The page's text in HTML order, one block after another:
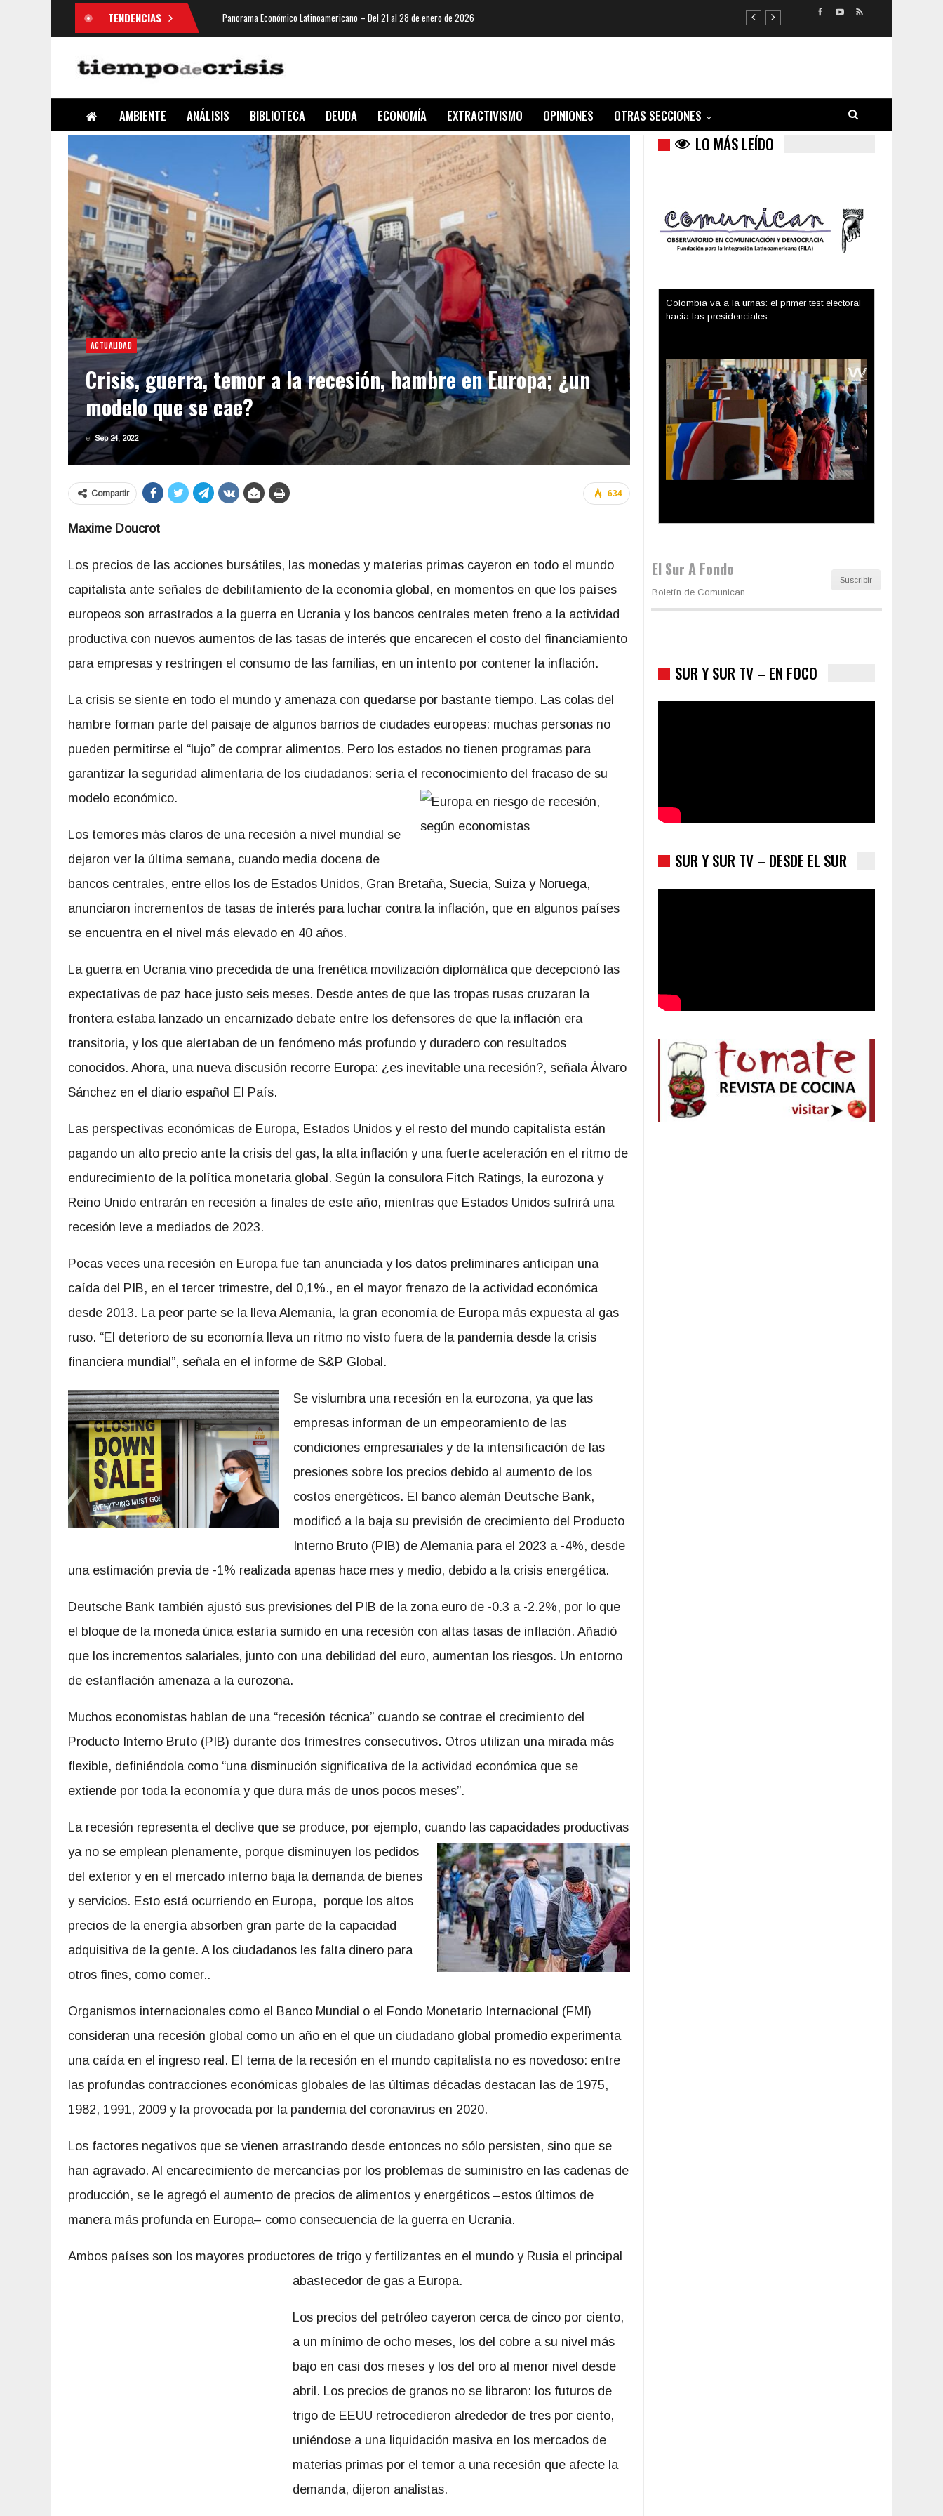
TENDENCIAS Panorama Económico Latinoamericano – Del 21 al 28 de enero de 2026
AMBIENTE ANÁLISIS BIBLIOTECA DEUDA ECONOMÍA EXTRACTIVISMO OPINIONES OTRAS SECCIONES
ACTUALIDAD
Crisis, guerra, temor a la recesión, hambre en Europa; ¿un
modelo que se cae?
el Sep 24, 2022
634
Compartir
Maxime Doucrot
Los precios de las acciones bursátiles, las monedas y materias primas cayeron en todo el mundo
capitalista ante señales de debilitamiento de la economía global, en momentos en que los países
europeos son arrastrados a la guerra en Ucrania y los bancos centrales meten freno a la actividad
productiva con nuevos aumentos de las tasas de interés que encarecen el costo del financiamiento
para empresas y restringen el consumo de las familias, en un intento por contener la inflación.
La crisis se siente en todo el mundo y amenaza con quedarse por bastante tiempo. Las colas del
hambre forman parte del paisaje de algunos barrios de ciudades europeas: muchas personas no
pueden permitirse el “lujo” de comprar alimentos. Pero los estados no tienen programas para
garantizar la seguridad alimentaria de los ciudadanos: sería el reconocimiento del fracaso de su
modelo económico.
Los temores más claros de una recesión a nivel mundial se
dejaron ver la última semana, cuando media docena de
bancos centrales, entre ellos los de Estados Unidos, Gran Bretaña, Suecia, Suiza y Noruega,
anunciaron incrementos de tasas de interés para luchar contra la inflación, que en algunos países
se encuentra en el nivel más elevado en 40 años.
La guerra en Ucrania vino precedida de una frenética movilización diplomática que decepcionó las
expectativas de paz hace justo seis meses. Desde antes de que las tropas rusas cruzaran la
frontera estaba lanzado un encarnizado debate entre los defensores de que la inflación era
transitoria, y los que alertaban de un fenómeno más profundo y duradero con resultados
conocidos. Ahora, una nueva discusión recorre Europa: ¿es inevitable una recesión?, señala Álvaro
Sánchez en el diario español El País.
Las perspectivas económicas de Europa, Estados Unidos y el resto del mundo capitalista están
pagando un alto precio ante la crisis del gas, la alta inflación y una fuerte aceleración en el ritmo de
endurecimiento de la política monetaria global. Según la consulora Fitch Ratings, la eurozona y
Reino Unido entrarán en recesión a finales de este año, mientras que Estados Unidos sufrirá una
recesión leve a mediados de 2023.
Pocas veces una recesión en Europa fue tan anunciada y los datos preliminares anticipan una
caída del PIB, en el tercer trimestre, del 0,1%., en el mayor frenazo de la actividad económica
desde 2013. La peor parte se la lleva Alemania, la gran economía de Europa más expuesta al gas
ruso. “El deterioro de su economía lleva un ritmo no visto fuera de la pandemia desde la crisis
financiera mundial”, señala en el informe de S&P Global.
Se vislumbra una recesión en la eurozona, ya que las
empresas informan de un empeoramiento de las
condiciones empresariales y de la intensificación de las
presiones sobre los precios debido al aumento de los
costos energéticos. El banco alemán Deutsche Bank,
modificó a la baja su previsión de crecimiento del Producto
Interno Bruto (PIB) de Alemania para el 2023 a -4%, desde
una estimación previa de -1% realizada apenas hace mes y medio, debido a la crisis energética.
Deutsche Bank también ajustó sus previsiones del PIB de la zona euro de -0.3 a -2.2%, por lo que
el bloque de la moneda única estaría sumido en una recesión con altas tasas de inflación. Añadió
que los incrementos salariales, junto con una debilidad del euro, aumentan los riesgos. Un entorno
de estanflación amenaza a la eurozona.
Muchos economistas hablan de una “recesión técnica” cuando se contrae el crecimiento del
Producto Interno Bruto (PIB) durante dos trimestres consecutivos. Otros utilizan una mirada más
flexible, definiéndola como “una disminución significativa de la actividad económica que se
extiende por toda la economía y que dura más de unos pocos meses”.
La recesión representa el declive que se produce, por ejemplo, cuando las capacidades productivas
ya no se emplean plenamente, porque disminuyen los pedidos
del exterior y en el mercado interno baja la demanda de bienes
y servicios. Esto está ocurriendo en Europa, porque los altos
precios de la energía absorben gran parte de la capacidad
adquisitiva de la gente. A los ciudadanos les falta dinero para
otros fines, como comer..
Organismos internacionales como el Banco Mundial o el Fondo Monetario Internacional (FMI)
consideran una recesión global como un año en el que un ciudadano global promedio experimenta
una caída en el ingreso real. El tema de la recesión en el mundo capitalista no es novedoso: entre
las profundas contracciones económicas globales de las últimas décadas destacan las de 1975,
1982, 1991, 2009 y la provocada por la pandemia del coronavirus en 2020.
Los factores negativos que se vienen arrastrando desde entonces no sólo persisten, sino que se
han agravado. Al encarecimiento de mercancías por los problemas de suministro en las cadenas de
producción, se le agregó el aumento de precios de alimentos y energéticos –estos últimos de
manera más profunda en Europa– como consecuencia de la guerra en Ucrania.
Ambos países son los mayores productores de trigo y fertilizantes en el mundo y Rusia el principal
abastecedor de gas a Europa.
Los precios del petróleo cayeron cerca de cinco por ciento,
a un mínimo de ocho meses, los del cobre a su nivel más
bajo en casi dos meses y los del oro al menor nivel desde
abril. Los precios de granos no se libraron: los futuros de
trigo de EEUU retrocedieron alrededor de tres por ciento,
uniéndose a una liquidación masiva en los mercados de
materias primas por el temor a una recesión que afecte la
demanda, dijeron analistas.
LO MÁS LEÍDO
Trump y las drogas: la viga en los propios ojos
Los latinos le van dando la espalda a Trump
El Sur A Fondo
Boletín de Comunican
Suscribir
SUR Y SUR TV – EN FOCO
SUR Y SUR TV – DESDE EL SUR